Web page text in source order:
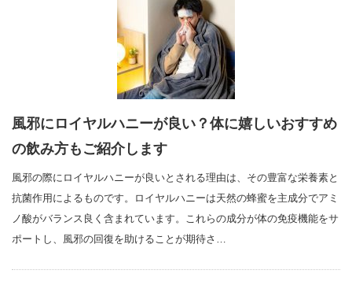
風邪にロイヤルハニーが良い？体に嬉しいおすすめ
の飲み方もご紹介します
風邪の際にロイヤルハニーが良いとされる理由は、その豊富な栄養素と
抗菌作用によるものです。ロイヤルハニーは天然の蜂蜜を主成分でアミ
ノ酸がバランス良く含まれています。これらの成分が体の免疫機能をサ
ポートし、風邪の回復を助けることが期待さ…